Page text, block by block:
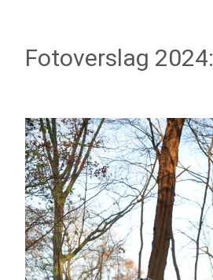
Fotoverslag 2024: